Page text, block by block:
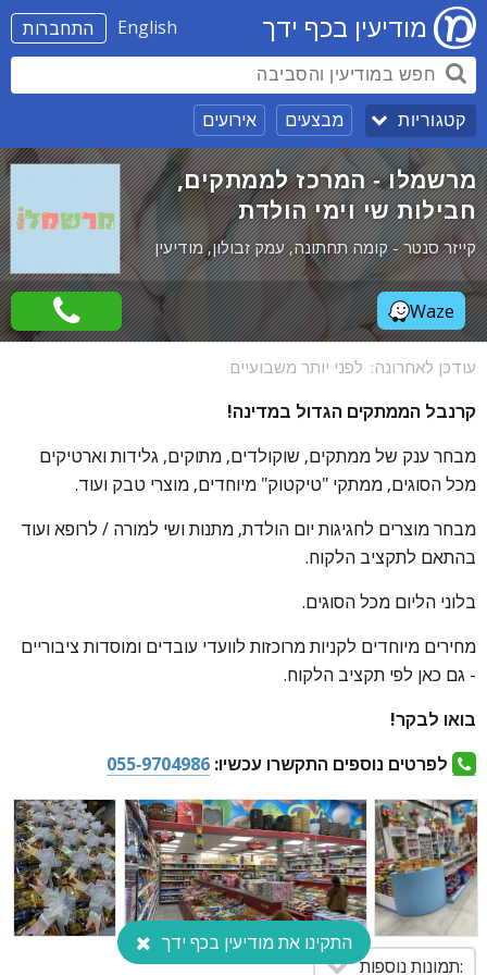
התחברות English מודיעין בכף ידך
קטגוריות מבצעים אירועים
מרשמלו - המרכז לממתקים,
חבילות שי וימי הולדת
קייזר סנטר - קומה תחתונה, עמק זבולון, מודיעין
Waze
עודכן לאחרונה: לפני יותר משבועיים
קרנבל הממתקים הגדול במדינה!
מבחר ענק של ממתקים, שוקולדים, מתוקים, גלידות וארטיקים
מכל הסוגים, ממתקי "טיקטוק" מיוחדים, מוצרי טבק ועוד.
מבחר מוצרים לחגיגות יום הולדת, מתנות ושי למורה / לרופא ועוד
בהתאם לתקציב הלקוח.
בלוני הליום מכל הסוגים.
מחירים מיוחדים לקניות מרוכזות לוועדי עובדים ומוסדות ציבוריים
- גם כאן לפי תקציב הלקוח.
בואו לבקר!
לפרטים נוספים התקשרו עכשיו: 055-9704986
:תמונות נוספות
התקינו את מודיעין בכף ידך